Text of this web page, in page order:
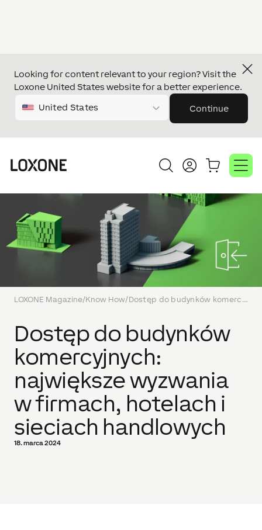
LOXONE Magazine/Know How/ Dostęp do budynków komercyjnych: największe wyzwania w firmach, hotelach i sieciach handlowych
Dostęp do budynków
komercyjnych:
największe wyzwania
w firmach, hotelach i
sieciach handlowych
18. marca 2024